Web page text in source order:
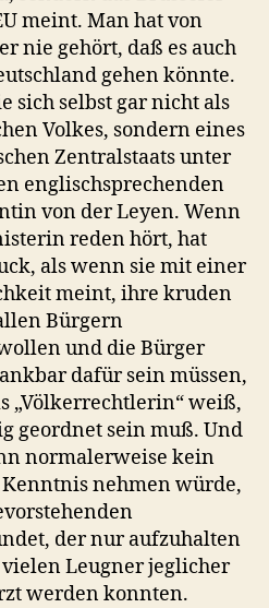
meint. Man hat von
nie gehört, daß es auch
gehen könnte.
sich selbst gar nicht als
Volkes, sondern eines
Zentralstaats unter
englischsprechenden
von der Leyen. Wenn
reden hört, hat
als wenn sie mit einer
meint, ihre kruden
Bürgern
und die Bürger
dafür sein müssen,
„Völkerrechtlerin“ weiß,
geordnet sein muß. Und
normalerweise kein
nehmen würde,
der nur aufzuhalten
Leugner jeglicher
werden konnten.